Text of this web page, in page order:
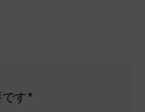
です*